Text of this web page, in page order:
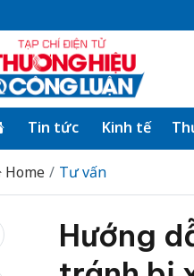
Tin tức Kinh tế
Home Tư vấn
Hướng